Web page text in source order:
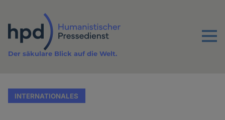
Inhalt
Menu
Der säkulare Blick auf die Welt.
INTERNATIONALES